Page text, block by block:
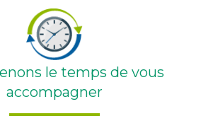
le temps de vous
accompagner